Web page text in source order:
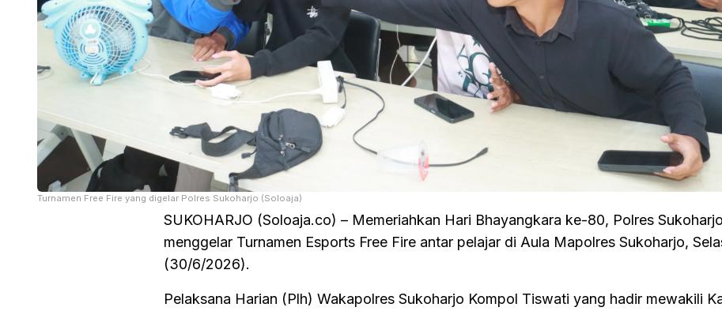
Turnamen Free Fire yang digelar Polres Sukoharjo (Soloaja)
SUKOHARJO (Soloaja.co) – Memeriahkan Hari Bhayangkara ke-80, Polres Sukoharjo
menggelar Turnamen Esports Free Fire antar pelajar di Aula Mapolres Sukoharjo,
(30/6/2026).
Pelaksana Harian (Plh) Wakapolres Sukoharjo Kompol Tiswati yang hadir mewakili